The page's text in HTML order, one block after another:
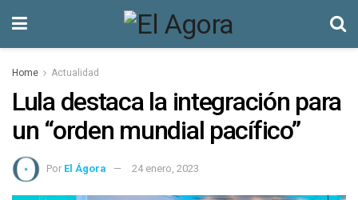
Home Actualidad
Lula destaca la integración para
un “orden mundial pacífico”
Por El Ágora 24 enero, 2023